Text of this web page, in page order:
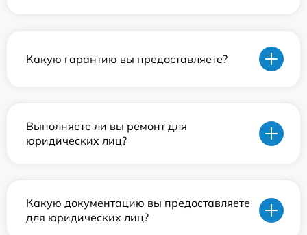
Какую гарантию вы предоставляете?
Выполняете ли вы ремонт для
юридических лиц?
Какую документацию вы предоставляете
для юридических лиц?